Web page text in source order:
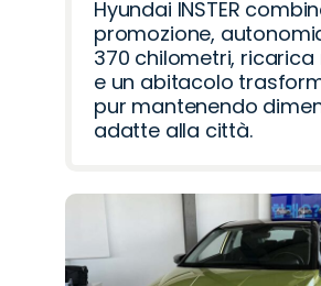
Hyundai INSTER
promozione,
370 chilometri,
e un abitacolo
pur mantenendo
adatte alla città.